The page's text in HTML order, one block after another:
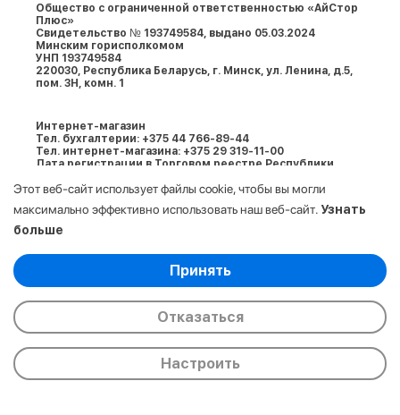
Общество с ограниченной ответственностью «АйСтор
Плюс»
Свидетельство № 193749584, выдано 05.03.2024
Минским горисполкомом
УНП 193749584
220030, Республика Беларусь, г. Минcк, ул. Ленина, д.5,
пом. 3Н, комн. 1
Интернет-магазин
Тел. бухгалтерии: +375 44 766-89-44
Тел. интернет-магазина: +375 29 319-11-00
Дата регистрации в Торговом реестре Республики
Настройка cookies
© 2009-2026. ООО «АйСтор Плюс» УНП:
193749584. Все права защищены.
Главная Каталог Корзина Избранные Сравнение
Этот веб-сайт использует файлы cookie, чтобы вы могли
максимально эффективно использовать наш веб-сайт. Узнать
больше
Выберите настройки cookie
Аналитические/Функциональные
Принять
Отказаться
Настроить